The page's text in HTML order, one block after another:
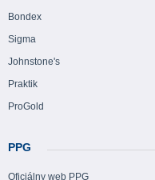
Bondex
Sigma
Johnstone's
Praktik
ProGold
PPG
Oficiálny web PPG